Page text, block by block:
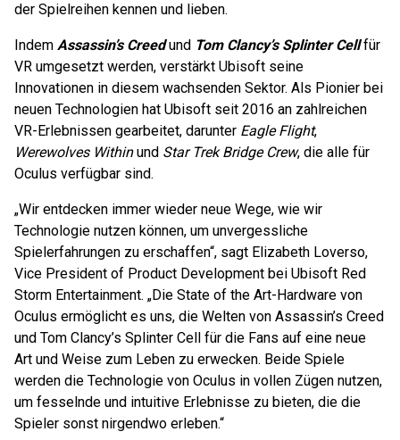
der Spielreihen kennen und lieben.
Indem Assassin’s Creedund Tom Clancy’s Splinter Cellfür
VR umgesetzt werden, verstärkt Ubisoft seine
Innovationen in diesem wachsenden Sektor. Als Pionier bei
neuen Technologien hat Ubisoft seit 2016 an zahlreichen
VR-Erlebnissen gearbeitet, darunter Eagle Flight,
Werewolves Withinund Star Trek Bridge Crew, die alle für
Oculus verfügbar sind.
„Wir entdecken immer wieder neue Wege, wie wir
Technologie nutzen können, um unvergessliche
Spielerfahrungen zu erschaffen“, sagt Elizabeth Loverso,
Vice President of Product Development bei Ubisoft Red
Storm Entertainment. „Die State of the Art-Hardware von
Oculus ermöglicht es uns, die Welten von Assassin’s Creed
und Tom Clancy’s Splinter Cell für die Fans auf eine neue
Art und Weise zum Leben zu erwecken. Beide Spiele
werden die Technologie von Oculus in vollen Zügen nutzen,
um fesselnde und intuitive Erlebnisse zu bieten, die die
Spieler sonst nirgendwo erleben.“